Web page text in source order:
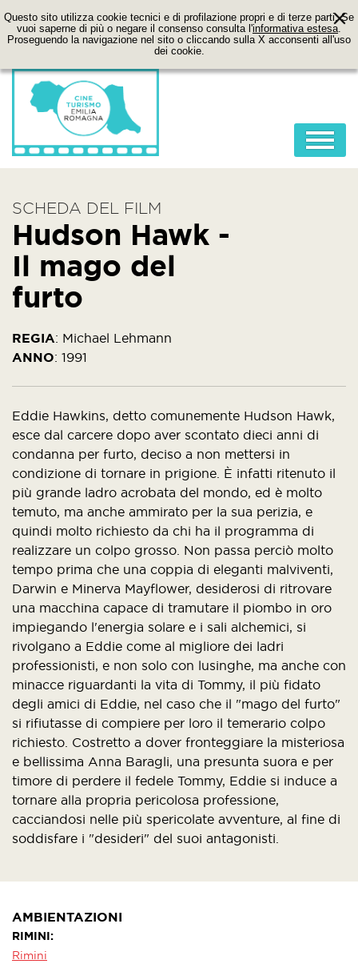
Questo sito utilizza cookie tecnici e di profilazione propri e di terze parti. Se
vuoi saperne di più o negare il consenso consulta l'informativa estesa.
Proseguendo la navigazione nel sito o cliccando sulla X acconsenti all'uso
dei cookie.
ABOUT
FILM
LOCATION
SCHEDA DEL FILM
Hudson Hawk -
Il mago del
furto
REGIA: Michael Lehmann
ANNO: 1991
Eddie Hawkins, detto comunemente Hudson Hawk,
esce dal carcere dopo aver scontato dieci anni di
condanna per furto, deciso a non mettersi in
condizione di tornare in prigione. È infatti ritenuto il
più grande ladro acrobata del mondo, ed è molto
temuto, ma anche ammirato per la sua perizia, e
quindi molto richiesto da chi ha il programma di
realizzare un colpo grosso. Non passa perciò molto
tempo prima che una coppia di eleganti malviventi,
Darwin e Minerva Mayflower, desiderosi di ritrovare
una macchina capace di tramutare il piombo in oro
impiegando l'energia solare e i sali alchemici, si
rivolgano a Eddie come al migliore dei ladri
professionisti, e non solo con lusinghe, ma anche con
minacce riguardanti la vita di Tommy, il più fidato
degli amici di Eddie, nel caso che il "mago del furto"
si rifiutasse di compiere per loro il temerario colpo
richiesto. Costretto a dover fronteggiare la misteriosa
e bellissima Anna Baragli, una presunta suora e per
timore di perdere il fedele Tommy, Eddie si induce a
tornare alla propria pericolosa professione,
cacciandosi nelle più spericolate avventure, al fine di
soddisfare i "desideri" del suoi antagonisti.
AMBIENTAZIONI
RIMINI
Rimini